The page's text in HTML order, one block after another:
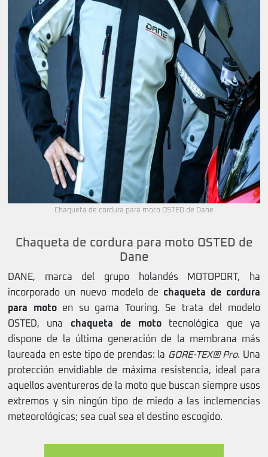
Chaqueta de cordura para moto OSTED de Dane
Chaqueta de cordura para moto OSTED de
Dane
DANE, marca del grupo holandés MOTOPORT, ha
incorporado un nuevo modelo de chaqueta de cordura
para motoen su gama Touring. Se trata del modelo
OSTED, una chaqueta de moto tecnológica que ya
dispone de la última generación de la membrana más
laureada en este tipo de prendas: la GORE-TEX® Pro. Una
protección envidiable de máxima resistencia, ideal para
aquellos aventureros de la moto que buscan siempre usos
extremos y sin ningún tipo de miedo a las inclemencias
meteorológicas; sea cual sea el destino escogido.